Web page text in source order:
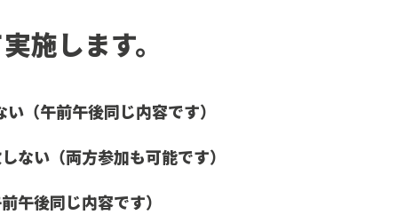
します。
（午前午後同じ内容です）
ない （両方参加も可能です）
午後同じ内容です）